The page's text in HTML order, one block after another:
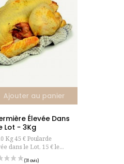
Ajouter au panier
Élevée Dans
Lot - 3Kg
Kg 45 € Poularde
dans le Lot, 15 € le...